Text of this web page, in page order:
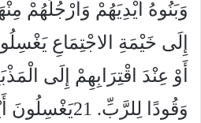
إِلَى خَيْمَةِ الاجْتِمَاعِ
أَوْ عِنْدَ اقْتِرَابِهِمْ إِلَى
وَقُودًا لِلرَّبِّ.